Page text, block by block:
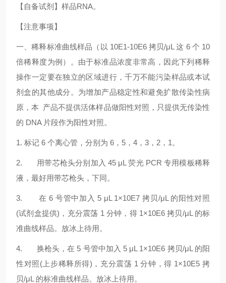
【自备试剂】样品RNA。
【注意事项】
一、稀释标准曲线样品（以 10E1-10E6 拷贝/μL 这 6 个 10
倍稀释度为例）。由于标准品浓度非常高，因此下列稀释
操作一定要在独立的区域进行，千万不能污染样品或本试
剂盒的其他成分。为增加产品稳定性和避免扩散传染性病
原，本 产品不提供活体样品做阳性对照，只提供无传染性
的 DNA 片段作为阳性对照。
1. 标记 6 个离心管，分别为 6，5，4，3，2，1。
2. 用带芯枪头分别加入 45 μL 荧光 PCR 专用模板稀释
液，最好用带芯枪头，下同。
3. 在 6 号管中加入 5 μL 1×10E7 拷贝/μL 的阳性对照
(试剂盒提供)，充分震荡 1 分钟，得 1×10E6 拷贝/μL 的标
准曲线样品。放冰上待用。
4. 换枪头，在 5 号管中加入 5 μL 1×10E6 拷贝/μL 的阳
性对照(上步稀释所得)，充分震荡 1 分钟，得 1×10E5 拷
贝/μL 的标准曲线样品。放冰上待用。